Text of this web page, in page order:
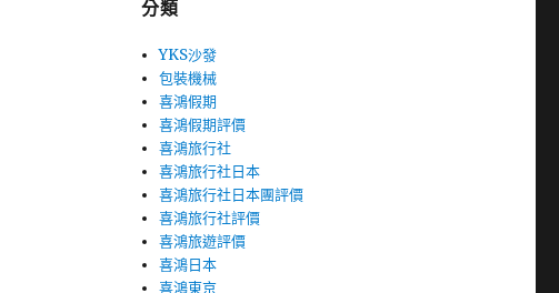
分類
YKS沙發
包裝機械
喜鴻假期
喜鴻假期評價
喜鴻旅行社
喜鴻旅行社日本
喜鴻旅行社日本團評價
喜鴻旅行社評價
喜鴻旅遊評價
喜鴻日本
喜鴻東京